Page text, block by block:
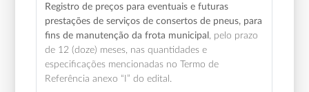
Registro de preços para eventuais e futuras
prestações de serviços de consertos de pneus, para
fins de manutenção da frota municipal
, pelo prazo
de 12 (doze) meses, nas quantidades e
especificações mencionadas no Termo de
Referência anexo “I” do edital.